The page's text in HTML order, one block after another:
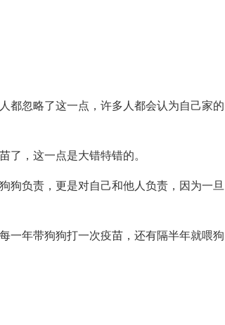
忽略了这一点，许多人都会认为自己家的
，这一点是大错特错的。
负责，更是对自己和他人负责，因为一旦
年带狗狗打一次疫苗，还有隔半年就喂狗